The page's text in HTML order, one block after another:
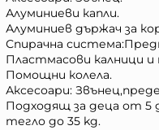
Алуминиеви капли.
Алуминиев държач за
Спирачна
Пластмасови калници
Помощни колела.
Аксесоари:
Подходящ за деца от 5
тегло до 35 kg.